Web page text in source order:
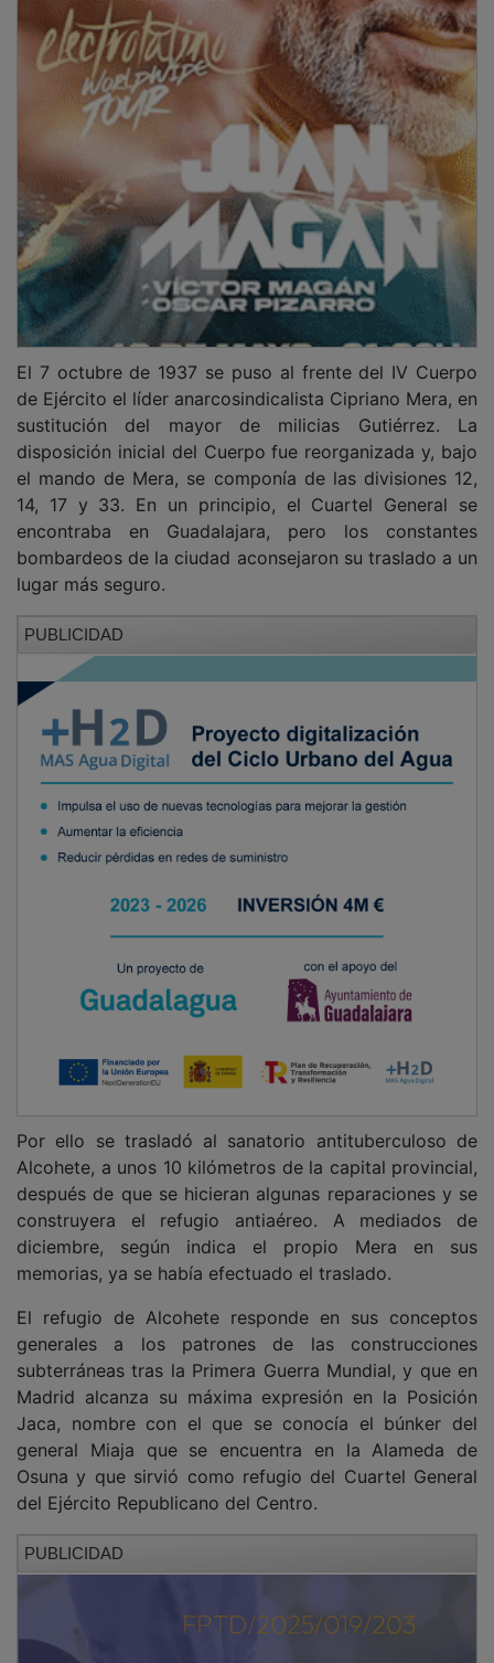
El 7 octubre de 1937 se puso al frente del IV Cuerpo
de Ejército el líder anarcosindicalista Cipriano Mera, en
sustitución del mayor de milicias Gutiérrez. La
disposición inicial del Cuerpo fue reorganizada y, bajo
el mando de Mera, se componía de las divisiones 12,
14, 17 y 33. En un principio, el Cuartel General se
encontraba en Guadalajara, pero los constantes
bombardeos de la ciudad aconsejaron su traslado a un
lugar más seguro.
Por ello se trasladó al sanatorio antituberculoso de
Alcohete, a unos 10 kilómetros de la capital provincial,
después de que se hicieran algunas reparaciones y se
construyera el refugio antiaéreo. A mediados de
diciembre, según indica el propio Mera en sus
memorias, ya se había efectuado el traslado.
El refugio de Alcohete responde en sus conceptos
generales a los patrones de las construcciones
subterráneas tras la Primera Guerra Mundial, y que en
Madrid alcanza su máxima expresión en la Posición
Jaca, nombre con el que se conocía el búnker del
general Miaja que se encuentra en la Alameda de
Osuna y que sirvió como refugio del Cuartel General
del Ejército Republicano del Centro.